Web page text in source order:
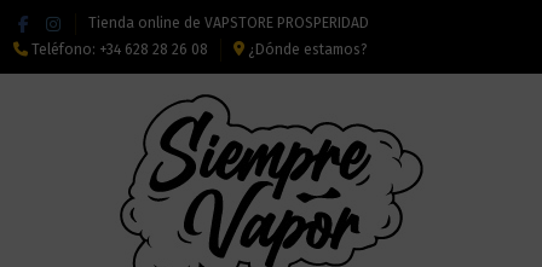
Tienda online de VAPSTORE PROSPERIDAD
Teléfono: +34 628 28 26 08 ¿Dónde estamos?